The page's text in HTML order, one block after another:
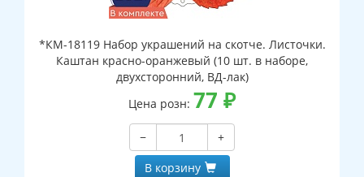
*КМ-18119 Набор украшений на скотче. Листочки.
Каштан красно-оранжевый (10 шт. в наборе,
двухсторонний, ВД-лак)
Цена розн: 77 ₽
−
+
В корзину